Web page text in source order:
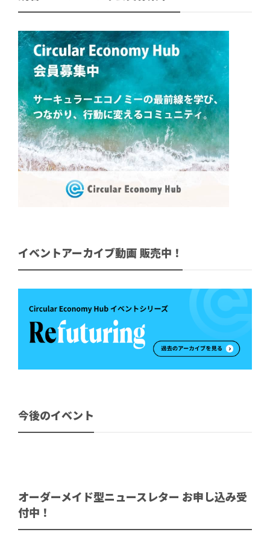
イベントアーカイブ動画 販売中！
今後のイベント
オーダーメイド型ニュースレター お申し込み受
付中！